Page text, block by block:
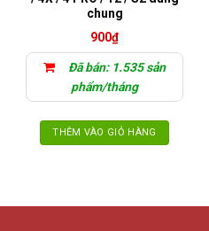
chung
900₫
Đã bán: 1.535 sản
phẩm/tháng
THÊM VÀO GIỎ HÀNG